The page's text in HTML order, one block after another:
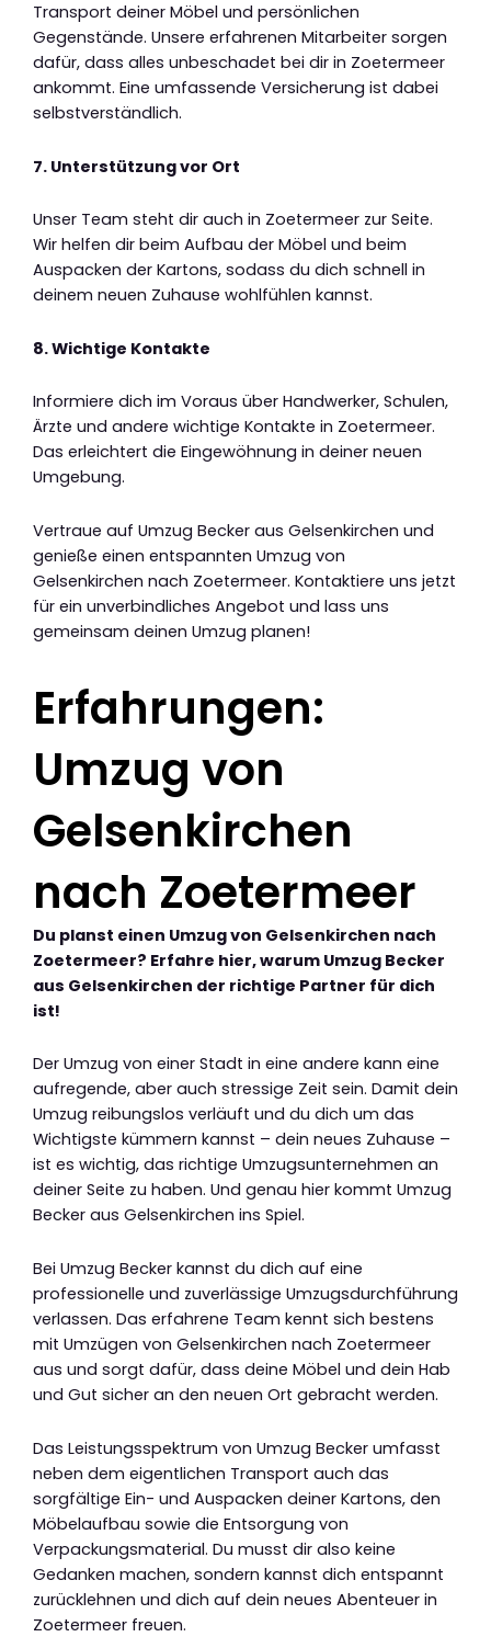
Transport deiner Möbel und persönlichen
Gegenstände. Unsere erfahrenen Mitarbeiter sorgen
dafür, dass alles unbeschadet bei dir in Zoetermeer
ankommt. Eine umfassende Versicherung ist dabei
selbstverständlich.
7. Unterstützung vor Ort
Unser Team steht dir auch in Zoetermeer zur Seite.
Wir helfen dir beim Aufbau der Möbel und beim
Auspacken der Kartons, sodass du dich schnell in
deinem neuen Zuhause wohlfühlen kannst.
8. Wichtige Kontakte
Informiere dich im Voraus über Handwerker, Schulen,
Ärzte und andere wichtige Kontakte in Zoetermeer.
Das erleichtert die Eingewöhnung in deiner neuen
Umgebung.
Vertraue auf Umzug Becker aus Gelsenkirchen und
genieße einen entspannten Umzug von
Gelsenkirchen nach Zoetermeer. Kontaktiere uns jetzt
für ein unverbindliches Angebot und lass uns
gemeinsam deinen Umzug planen!
Erfahrungen:
Umzug von
Gelsenkirchen
nach Zoetermeer
Du planst einen Umzug von Gelsenkirchen nach
Zoetermeer? Erfahre hier, warum Umzug Becker
aus Gelsenkirchen der richtige Partner für dich
ist!
Der Umzug von einer Stadt in eine andere kann eine
aufregende, aber auch stressige Zeit sein. Damit dein
Umzug reibungslos verläuft und du dich um das
Wichtigste kümmern kannst – dein neues Zuhause –
ist es wichtig, das richtige Umzugsunternehmen an
deiner Seite zu haben. Und genau hier kommt Umzug
Becker aus Gelsenkirchen ins Spiel.
Bei Umzug Becker kannst du dich auf eine
professionelle und zuverlässige Umzugsdurchführung
verlassen. Das erfahrene Team kennt sich bestens
mit Umzügen von Gelsenkirchen nach Zoetermeer
aus und sorgt dafür, dass deine Möbel und dein Hab
und Gut sicher an den neuen Ort gebracht werden.
Das Leistungsspektrum von Umzug Becker umfasst
neben dem eigentlichen Transport auch das
sorgfältige Ein- und Auspacken deiner Kartons, den
Möbelaufbau sowie die Entsorgung von
Verpackungsmaterial. Du musst dir also keine
Gedanken machen, sondern kannst dich entspannt
zurücklehnen und dich auf dein neues Abenteuer in
Zoetermeer freuen.